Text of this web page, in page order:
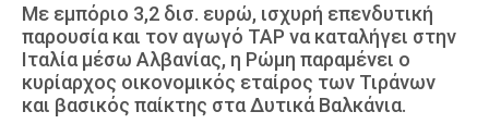
Με εμπόριο 3,2 δισ. ευρώ, ισχυρή επενδυτική
παρουσία και τον αγωγό TAP να καταλήγει στην
Ιταλία μέσω Αλβανίας, η Ρώμη παραμένει ο
κυρίαρχος οικονομικός εταίρος των Τιράνων
και βασικός παίκτης στα Δυτικά Βαλκάνια.